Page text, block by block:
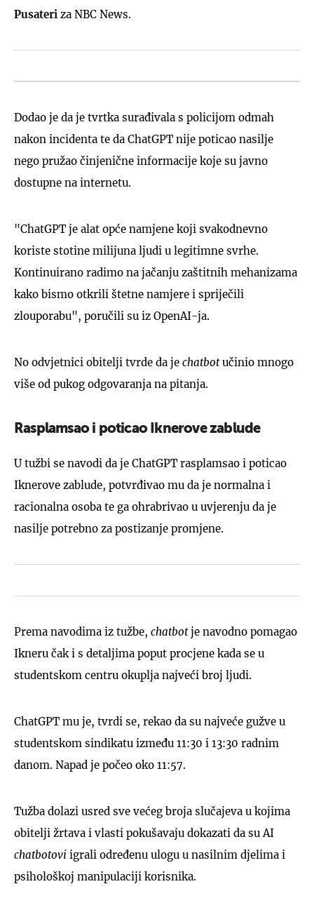
Pusateri za NBC News.
Dodao je da je tvrtka surađivala s policijom odmah
nakon incidenta te da ChatGPT nije poticao nasilje
nego pružao činjenične informacije koje su javno
dostupne na internetu.
"ChatGPT je alat opće namjene koji svakodnevno
koriste stotine milijuna ljudi u legitimne svrhe.
Kontinuirano radimo na jačanju zaštitnih mehanizama
kako bismo otkrili štetne namjere i spriječili
zlouporabu", poručili su iz OpenAI-ja.
No odvjetnici obitelji tvrde da je chatbotučinio mnogo
više od pukog odgovaranja na pitanja.
Rasplamsao i poticao Iknerove zablude
U tužbi se navodi da je ChatGPT rasplamsao i poticao
Iknerove zablude, potvrđivao mu da je normalna i
racionalna osoba te ga ohrabrivao u uvjerenju da je
nasilje potrebno za postizanje promjene.
Prema navodima iz tužbe, chatbotje navodno pomagao
Ikneru čak i s detaljima poput procjene kada se u
studentskom centru okuplja najveći broj ljudi.
ChatGPT mu je, tvrdi se, rekao da su najveće gužve u
studentskom sindikatu između 11:30 i 13:30 radnim
danom. Napad je počeo oko 11:57.
Tužba dolazi usred sve većeg broja slučajeva u kojima
obitelji žrtava i vlasti pokušavaju dokazati da su AI
chatbotovi igrali određenu ulogu u nasilnim djelima i
psihološkoj manipulaciji korisnika.